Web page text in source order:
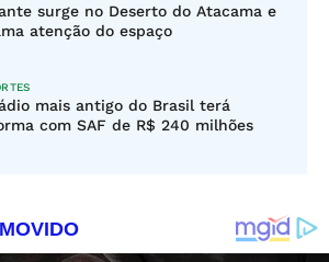
surge no Deserto do Atacama e
atenção do espaço
mais antigo do Brasil terá
com SAF de R$ 240 milhões